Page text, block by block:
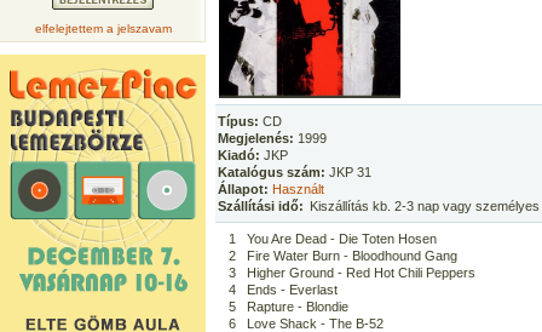
elfelejtettem a jelszavam
Típus: CD
Megjelenés: 1999
Kiadó: JKP
Katalógus szám: JKP 31
Állapot: Használt
Szállítási idő: Kiszállítás kb. 2-3 nap vagy
1
You Are Dead - Die Toten Hosen
2
Fire Water Burn - Bloodhound Gang
3
Higher Ground - Red Hot Chili Peppers
4
Ends - Everlast
5
Rapture - Blondie
6
Love Shack - The B-52